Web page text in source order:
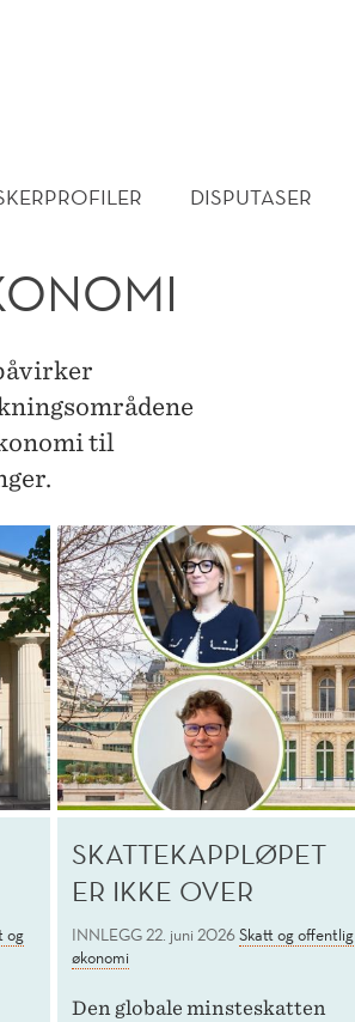
DISPUTASER
til
og
SKATTEKAPPLØPET
ER IKKE OVER
INNLEGG22. juni 2026Skatt og offentlig
økonomi
Den globale minsteskatten